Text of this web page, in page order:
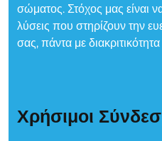
σώματος. Στόχος μας είναι
λύσεις που στηρίζουν την
σας, πάντα με
Χρήσιμοι